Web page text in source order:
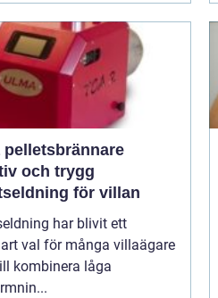
pelletsbrännare
och trygg
för villan
har blivit ett
val för många villaägare
kombinera låga